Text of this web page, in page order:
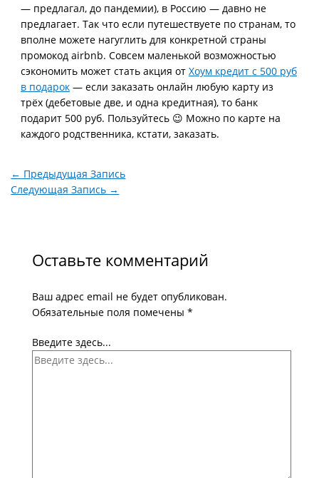
— предлагал, до пандемии), в Россию — давно не
предлагает. Так что если путешествуете по странам, то
вполне можете нагуглить для конкретной страны
промокод airbnb. Совсем маленькой возможностью
сэкономить может стать акция отХоум кредит с 500 руб
в подарок — если заказать онлайн любую карту из
трёх (дебетовые две, и одна кредитная), то банк
подарит 500 руб. Пользуйтесь 😉 Можно по карте на
каждого родственника, кстати, заказать.
← Предыдущая Запись
Следующая Запись →
Оставьте комментарий
Ваш адрес email не будет опубликован.
Обязательные поля помечены *
Введите здесь...